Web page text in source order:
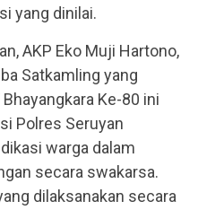
yang dinilai.
AKP Eko Muji Hartono,
Satkamling yang
Ke-80 ini
Polres Seruyan
warga dalam
secara swakarsa.
dilaksanakan secara